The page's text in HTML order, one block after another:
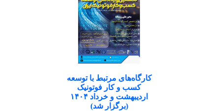
کارگاه‌های مرتبط با توسعه
کسب و کار فوتونیک
اردیبهشت و خرداد ۱۴۰۴
(برگزار شد)